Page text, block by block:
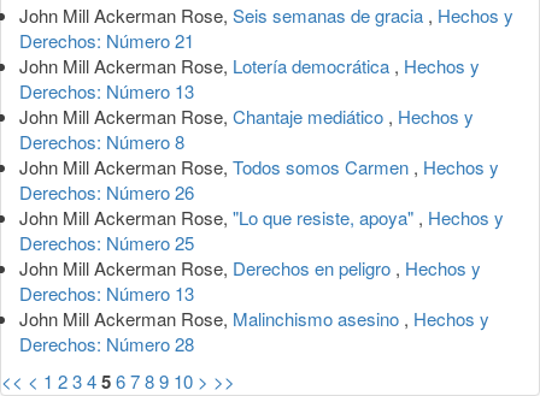
John Mill Ackerman Rose, Seis semanas de gracia , Hechos y
Derechos: Número 21
John Mill Ackerman Rose, Lotería democrática , Hechos y
Derechos: Número 13
John Mill Ackerman Rose, Chantaje mediático , Hechos y
Derechos: Número 8
John Mill Ackerman Rose, Todos somos Carmen , Hechos y
Derechos: Número 26
John Mill Ackerman Rose, "Lo que resiste, apoya" , Hechos y
Derechos: Número 25
John Mill Ackerman Rose, Derechos en peligro , Hechos y
Derechos: Número 13
John Mill Ackerman Rose, Malinchismo asesino , Hechos y
Derechos: Número 28
<< < 1 23456789 10 > >>